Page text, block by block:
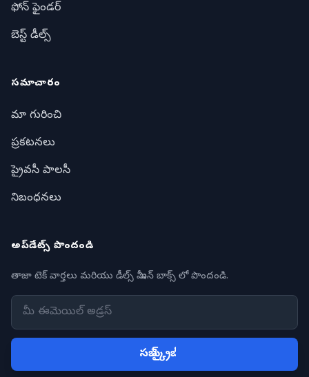
ఫోన్ ఫైండర్
బెస్ట్ డీల్స్
సమాచారం
మా గురించి
ప్రకటనలు
ప్రైవసీ పాలసీ
నిబంధనలు
అప్‌డేట్స్ పొందండి
తాజా టెక్ వార్తలు మరియు డీల్స్ మీ ఇన్ బాక్స్ లో పొందండి.
సబ్ స్క్రైబ్